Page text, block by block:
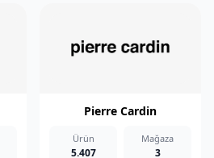
Pierre Cardin
Ürün
5.407
Mağaza
3